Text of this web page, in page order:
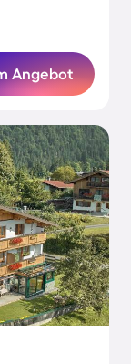
Angebot